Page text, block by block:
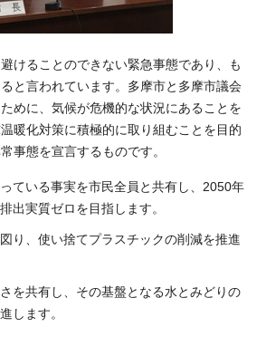
けることのできない緊急事態であり、も
と言われています。多摩市と多摩市議会
めに、気候が危機的な状況にあることを
暖化対策に積極的に取り組むことを目的
事態を宣言するものです。
っている事実を市民全員と共有し、2050年
出実質ゼロを目指します。
り、使い捨てプラスチックの削減を推進
を共有し、その基盤となる水とみどりの
します。